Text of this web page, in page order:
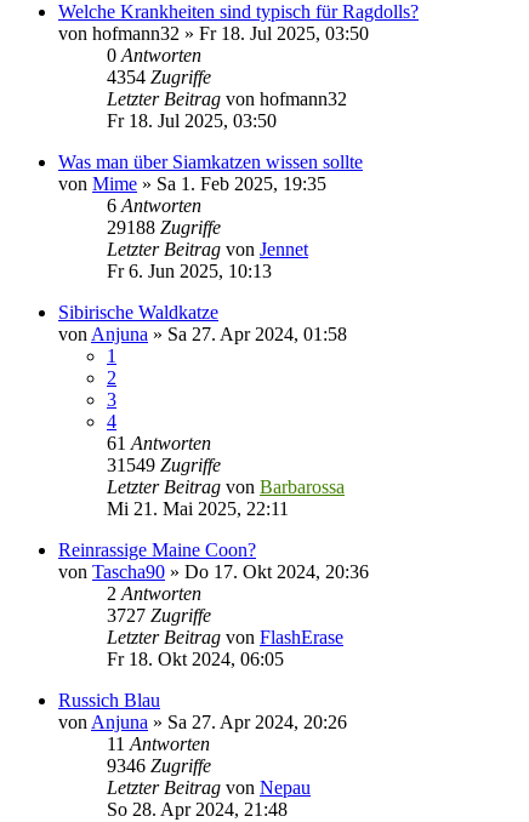
Welche Krankheiten sind typisch für Ragdolls?
von hofmann32 » Fr 18. Jul 2025, 03:50
0Antworten
4354 Zugriffe
Letzter Beitrag von hofmann32
Fr 18. Jul 2025, 03:50
Was man über Siamkatzen wissen sollte
von Mime » Sa 1. Feb 2025, 19:35
6Antworten
29188 Zugriffe
Letzter Beitrag von Jennet
Fr 6. Jun 2025, 10:13
Sibirische Waldkatze
vonAnjuna » Sa 27. Apr 2024, 01:58
1
2
3
4
61Antworten
31549 Zugriffe
Letzter Beitrag von Barbarossa
Mi 21. Mai 2025, 22:11
Reinrassige Maine Coon?
von Tascha90 » Do 17. Okt 2024, 20:36
2Antworten
3727 Zugriffe
Letzter Beitrag von FlashErase
Fr 18. Okt 2024, 06:05
Russich Blau
vonAnjuna » Sa 27. Apr 2024, 20:26
11Antworten
9346 Zugriffe
Letzter Beitrag von Nepau
So 28. Apr 2024, 21:48